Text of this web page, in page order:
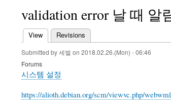
validation error 날 때 알
Primary
tabs
View (active tab)
Revisions
Submitted by세벌 on 2018.02.26.(Mon) - 06:46
Forums
시스템 설정
https://alioth.debian.org/scm/viewvc.php/